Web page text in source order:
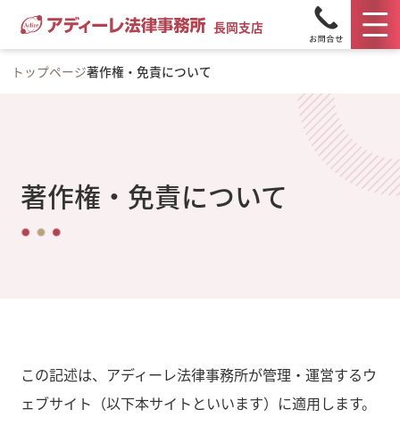
長岡支店
トップページ著作権・免責について
著作権・免責について
この記述は、アディーレ法律事務所が管理・運営するウ
ェブサイト（以下本サイトといいます）に適用します。